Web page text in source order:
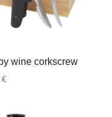
wine corkscrew
€